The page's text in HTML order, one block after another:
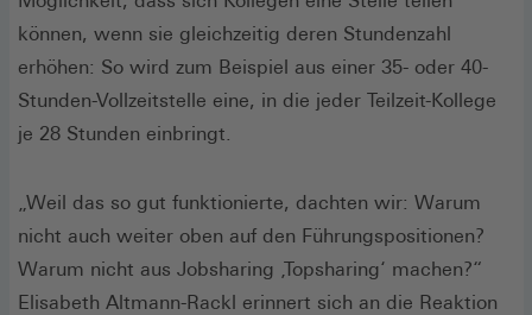
können, wenn sie gleichzeitig deren Stundenzahl
erhöhen: So wird zum Beispiel aus einer 35- oder 40-
Stunden-Vollzeitstelle eine, in die jeder Teilzeit-Kollege
je 28 Stunden einbringt.
„Weil das so gut funktionierte, dachten wir: Warum
nicht auch weiter oben auf den Führungspositionen?
Warum nicht aus Jobsharing ‚Topsharing‘ machen?“
Elisabeth Altmann-Rackl erinnert sich an die Reaktion